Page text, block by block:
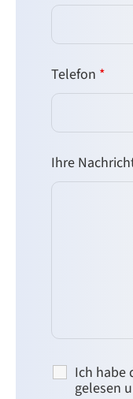
Telefon *
Ihre
Ich habe
gelesen